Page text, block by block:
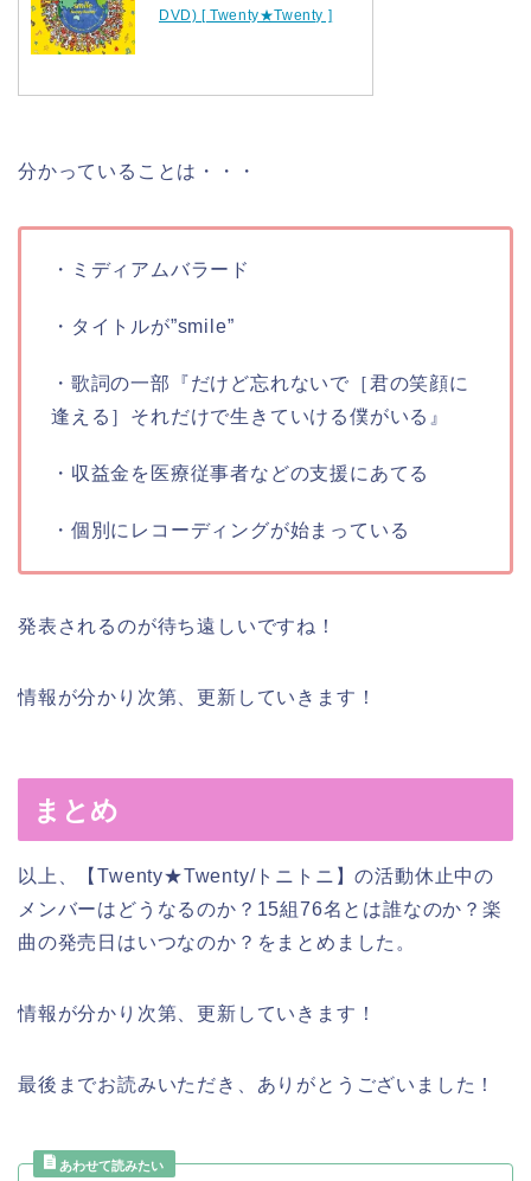
DVD) [ Twenty★Twenty ]
分かっていることは・・・
・ミディアムバラード
・タイトルが”smile”
・歌詞の一部『だけど忘れないで［君の笑顔に
逢える］それだけで生きていける僕がいる』
・収益金を医療従事者などの支援にあてる
・個別にレコーディングが始まっている
発表されるのが待ち遠しいですね！
情報が分かり次第、更新していきます！
まとめ
以上、【Twenty★Twenty/トニトニ】の活動休止中の
メンバーはどうなるのか？15組76名とは誰なのか？楽
曲の発売日はいつなのか？をまとめました。
情報が分かり次第、更新していきます！
最後までお読みいただき、ありがとうございました！